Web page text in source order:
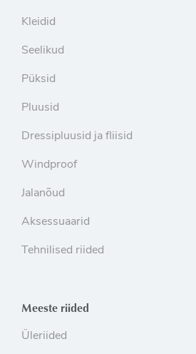
Kleidid
Seelikud
Püksid
Pluusid
Dressipluusid ja fliisid
Windproof
Jalanõud
Aksessuaarid
Tehnilised riided
Meeste riided
Üleriided